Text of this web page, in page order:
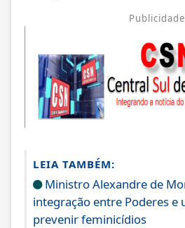
Publicidade
LEIA TAMBÉM:
Ministro Alexandre de
integração entre Poderes e
prevenir feminicídios